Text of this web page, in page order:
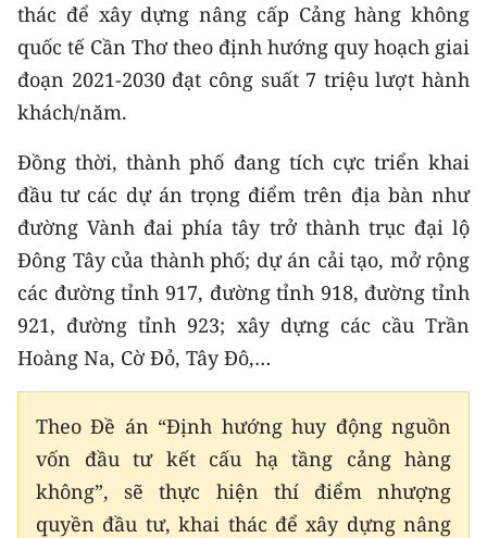
thác để xây dựng nâng cấp Cảng hàng không
quốc tế Cần Thơ theo định hướng quy hoạch giai
đoạn 2021-2030 đạt công suất 7 triệu lượt hành
khách/năm.
Đồng thời, thành phố đang tích cực triển khai
đầu tư các dự án trọng điểm trên địa bàn như
đường Vành đai phía tây trở thành trục đại lộ
Đông Tây của thành phố; dự án cải tạo, mở rộng
các đường tỉnh 917, đường tỉnh 918, đường tỉnh
921, đường tỉnh 923; xây dựng các cầu Trần
Hoàng Na, Cờ Đỏ, Tây Đô,…
Theo Đề án “Định hướng huy động nguồn
vốn đầu tư kết cấu hạ tầng cảng hàng
không”, sẽ thực hiện thí điểm nhượng
quyền đầu tư, khai thác để xây dựng nâng